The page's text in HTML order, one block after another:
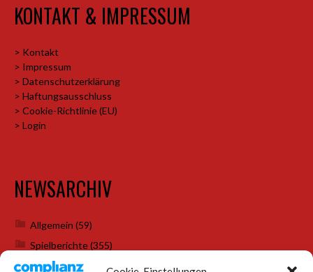
KONTAKT & IMPRESSUM
> Kontakt
> Impressum
> Datenschutzerklärung
> Haftungsausschluss
> Cookie-Richtlinie (EU)
> Login
NEWSARCHIV
Allgemein (59)
Spielberichte(355)
Weihnachtsfeiern(7)